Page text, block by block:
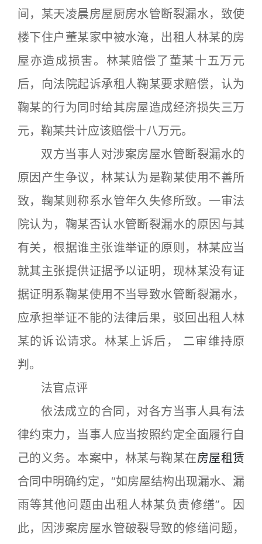
间，某天凌晨房屋厨房水管断裂漏水，致使
楼下住户董某家中被水淹，出租人林某的房
屋亦造成损害。林某赔偿了董某十五万元
后，向法院起诉承租人鞠某要求赔偿，认为
鞠某的行为同时给其房屋造成经济损失三万
元，鞠某共计应该赔偿十八万元。
双方当事人对涉案房屋水管断裂漏水的
原因产生争议，林某认为是鞠某使用不善所
致，鞠某则称系水管年久失修所致。一审法
院认为，鞠某否认水管断裂漏水的原因与其
有关，根据谁主张谁举证的原则，林某应当
就其主张提供证据予以证明，现林某没有证
据证明系鞠某使用不当导致水管断裂漏水，
应承担举证不能的法律后果，驳回出租人林
某的诉讼请求。林某上诉后， 二审维持原
判。
法官点评
依法成立的合同，对各方当事人具有法
律约束力，当事人应当按照约定全面履行自
己的义务。本案中，林某与鞠某在房屋租赁
合同中明确约定，“如房屋结构出现漏水、漏
雨等其他问题由出租人林某负责修缮”。因
此，因涉案房屋水管破裂导致的修缮问题，